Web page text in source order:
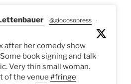
@giocosopress ·
after her comedy show
book signing and talk
Very thin small woman.
of the venue #fringe